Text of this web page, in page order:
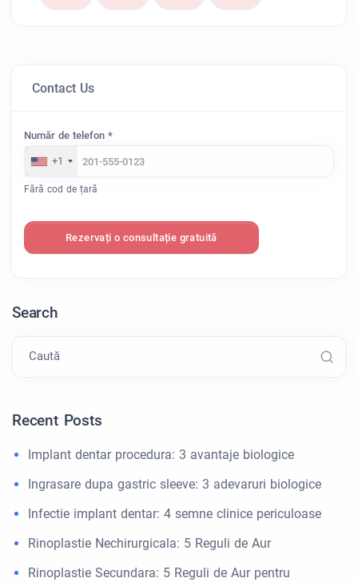
Contact Us
Număr de telefon *
+1
Fără cod de țară
Rezervați o consultație gratuită
Search
Caută
Recent Posts
Implant dentar procedura: 3 avantaje biologice
Ingrasare dupa gastric sleeve: 3 adevaruri biologice
Infectie implant dentar: 4 semne clinice periculoase
Rinoplastie Nechirurgicala: 5 Reguli de Aur
Rinoplastie Secundara: 5 Reguli de Aur pentru